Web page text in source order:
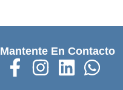
Mantente En Contacto